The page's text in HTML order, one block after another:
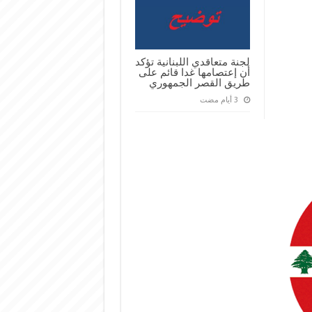
لجنة متعاقدي اللبنانية تؤكد
أن إعتصامها غدا قائم على
طريق القصر الجمهوري